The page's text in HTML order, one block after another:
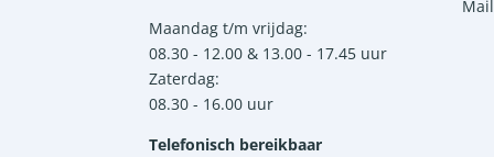
Maandag t/m vrijdag:
08.30 - 12.00 & 13.00 - 17.45 uur
Zaterdag:
08.30 - 16.00 uur
Telefonisch bereikbaar